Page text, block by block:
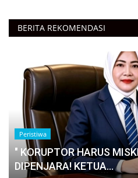
BERITA REKOMENDASI
Peristiwa
" KORUPTOR HARUS
DIPENJARA! KETUA...